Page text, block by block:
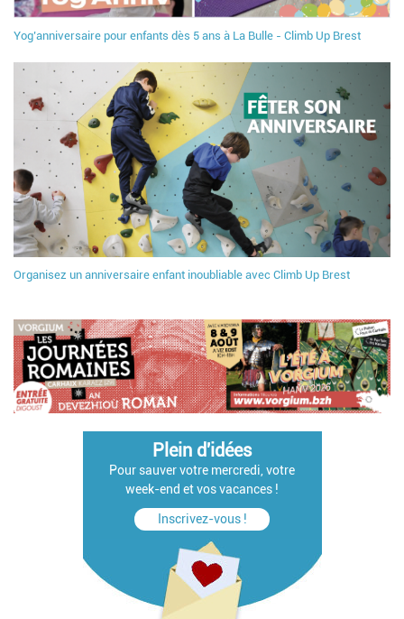
Yog’anniversaire pour enfants dès 5 ans à La Bulle - Climb Up Brest
Organisez un anniversaire enfant inoubliable avec Climb Up Brest
Plein d'idées
Pour sauver votre mercredi, votre
week-end et vos vacances !
Inscrivez-vous !